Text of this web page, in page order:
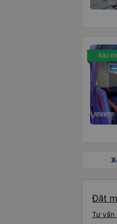
Xác
Đặt
Tư vấn